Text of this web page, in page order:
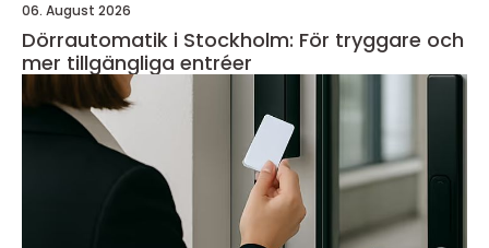
06. August 2026
Dörrautomatik i Stockholm: För tryggare och
mer tillgängliga entréer